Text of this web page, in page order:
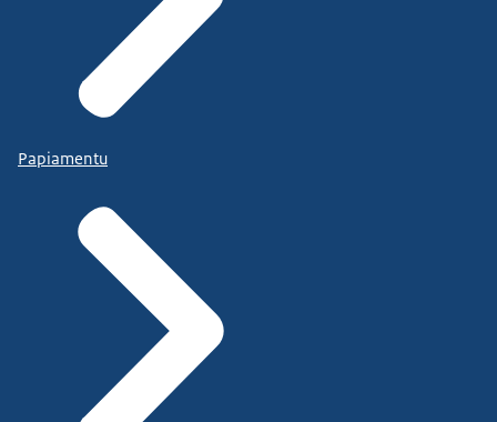
Papiamentu